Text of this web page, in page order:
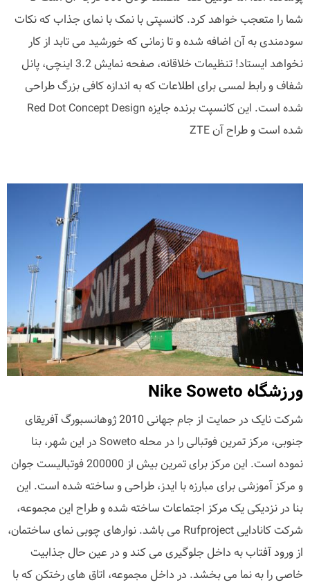
شما را متعجب خواهد کرد. کانسپتی با نمک با نمای جذاب که نکات
سودمندی به آن اضافه شده و تا زمانی که خورشید می تابد از کار
نخواهد ایستاد! تنظیمات خلاقانه، صفحه نمایش 3.2 اینچی، پانل
شفاف و رابط لمسی برای اطلاعات که به اندازه کافی بزرگ طراحی
شده است. این کانسپت برنده جایزه Red Dot Concept Design
شده است و طراح آن ZTE
ورزشگاه Nike Soweto
شرکت نایک در حمایت از جام جهانی 2010 ژوهانسبورگ آفریقای
جنوبی، مرکز تمرین فوتبالی را در محله Soweto در این شهر، بنا
نموده است. این مرکز برای تمرین بیش از 200000 فوتبالیست جوان
و مرکز آموزشی برای مبارزه با ایدز، طراحی و ساخته شده است. این
بنا در نزدیکی یک مرکز اجتماعات ساخته شده و طراح این مجموعه،
شرکت کانادایی Rufproject می باشد. نوارهای چوبی نمای ساختمان،
از ورود آفتاب به داخل جلوگیری می کند و در عین حال جذابیت
خاصی را به نما می بخشد. در داخل مجموعه، اتاق های رختکن که با